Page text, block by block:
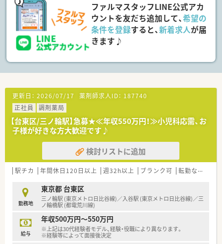
ファルマスタッフLINE公式アカ
ウントを友だち追加して、希望の
条件を登録すると、新着求人が届
きます♪
更新日： 2026/07/17 薬剤師求人ID： 187740
正社員
調剤薬局
【台東区/三ノ輪駅】急募★≪年収550万円！≫小児科応需、お
子様が好きな方大歓迎です♪
検討リストに追加
駅チカ 年間休日120日以上 週32h以上 ブランク可 転勤なし
勤務地
東京都 台東区
三ノ輪駅 (東京メトロ日比谷線)／入谷駅 (東京メトロ日比谷線)／三
ノ輪橋駅 (都電荒川線)
給与
年収500万円～550万円
※上記は30代経験者モデル、経験・役職により異なります。
※経験等によって面接後決定